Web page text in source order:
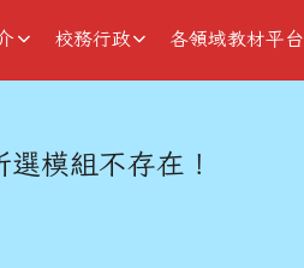
校務行政 各領域教材平台
內容區域
選模組不存在！